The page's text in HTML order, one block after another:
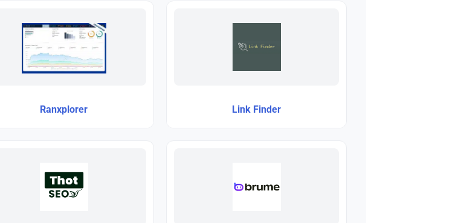
Ranxplorer Link Finder